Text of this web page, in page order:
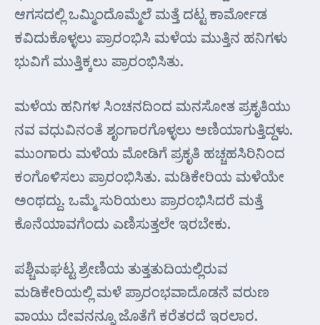
ಆಗಸದಲ್ಲಿ ಒಮ್ಮಿಂದೊಮ್ಮೆಲೆ ಮತ್ತೆ ದಟ್ಟ ಕಾರ್ಮೋಡ
ಕವಿದುಕೊಳ್ಳಲು ಪ್ರಾರಂಭಿಸಿ ಮಳೆಯ ಮುತ್ತಿನ ಹನಿಗಳು
ಭುವಿಗೆ ಮುತ್ತಿಕ್ಕಲು ಪ್ರಾರಂಭಿಸಿತು.
ಮಳೆಯ ಹನಿಗಳ ಸಿಂಚನದಿಂದ ಮನಸೋತ ಪ್ರಕೃತಿಯು
ನವ ವಧುವಿನಂತೆ ಶೃಂಗಾರಗೊಳ್ಳಲು ಅಣಿಯಾಗುತ್ತಿದ್ದಳು.
ಮುಂಗಾರು ಮಳೆಯ ಮೋಡಿಗೆ ಪ್ರಕೃತಿ ಹಚ್ಚಹಸಿರಿನಿಂದ
ಕಂಗೊಳಿಸಲು ಪ್ರಾರಂಭಿಸಿತು. ಮಡಿಕೇರಿಯ ಮಳೆಯೇ
ಅಂಥದ್ದು. ಒಮ್ಮೆ ಸುರಿಯಲು ಪ್ರಾರಂಭಿಸಿದರೆ ಮತ್ತೆ
ಕೊನೆಯಾವಗೆಂದು ಎಣಿಸುತ್ತಲೇ ಇರಬೇಕು.
ಪಶ್ಚಿಮಘಟ್ಟ ಶ್ರೇಣಿಯ ತುತ್ತತುದಿಯಲ್ಲಿರುವ
ಮಡಿಕೇರಿಯಲ್ಲಿ ಮಳೆ ಪ್ರಾರಂಭವಾದೊಡನೆ ವರುಣ
ವಾಯು ದೇವನನ್ನೂ ಜೊತೆಗೆ ಕರೆತರದೆ ಇರಲಾರ.